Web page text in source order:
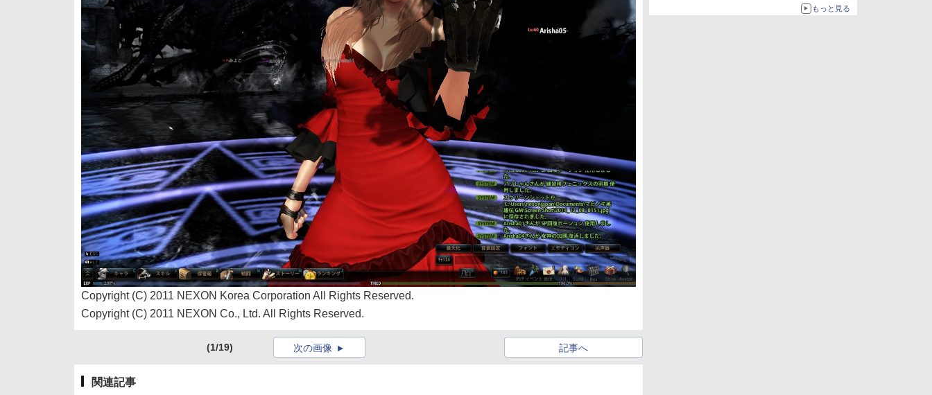
もっと見る
Copyright (C) 2011 NEXON Korea Corporation All Rights Reserved.
Copyright (C) 2011 NEXON Co., Ltd. All Rights Reserved.
(1/19) 記事へ
次の画像
関連記事